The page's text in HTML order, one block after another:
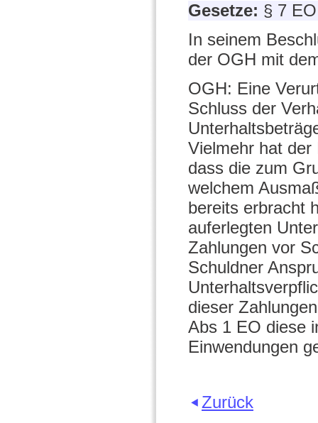
Gesetze: § 7
In seinem
der OGH mit
OGH: Eine
Schluss der
Vielmehr hat
dass die zum
welchem
bereits erbracht
auferlegten
Zahlungen vor
Schuldner
dieser
Abs 1 EO diese
Einwendungen
Zurück